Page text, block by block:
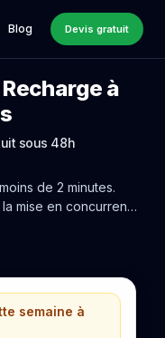
Blog Devis gratuit
à
sous 48h
de 2 minutes.
mise en concurrence
semaine à